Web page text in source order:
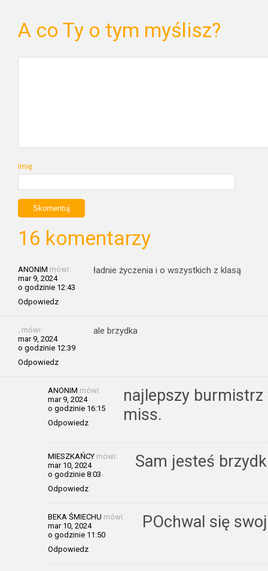
A co Ty o tym myślisz?
Imię
16 komentarzy
ANONIM mówi:
mar 9, 2024
o godzinie 12:43
Odpowiedz
ładnie życzenia i o wszystkich z klasą
. mówi:
mar 9, 2024
o godzinie 12:39
Odpowiedz
ale brzydka
ANONIM mówi:
mar 9, 2024
o godzinie 16:15
Odpowiedz
najlepszy
miss.
MIESZKAŃCY mówi:
mar 10, 2024
o godzinie 8:03
Odpowiedz
Sam jesteś
BEKA ŚMIECHU mówi:
mar 10, 2024
o godzinie 11:50
Odpowiedz
POchwal się